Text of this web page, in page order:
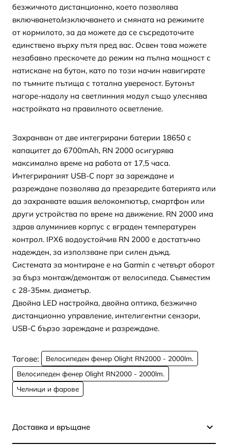
безжичното дистанционно, което позволява
включването/изключването и смяната на режимите
от кормилото, за да можете да се съсредоточите
единствено върху пътя пред вас. Освен това можете
незабавно прескочете до режим на пълна мощност с
натискане на бутон, като по този начин навигирате
по тъмните пътища с тотална увереност. Бутонът
нагоре-надолу на светлинния модул също улеснява
настройката на правилното осветление.
Захранван от две интегрирани батерии 18650 с
капацитет до 6700mAh, RN 2000 осигурява
максимално време на работа от 17,5 часа.
Интегрираният USB-C порт за зареждане и
разреждане позволява да презаредите батерията или
да захранвате вашия велокомпютър, смартфон или
други устройства по време на движение. RN 2000 има
здрав алуминиев корпус с вграден температурен
контрол. IPX6 водоустойчив RN 2000 е достатъчно
надежден, за използване при силен дъжд.
Системата за монтиране е на Garmin с четвърт оборот
за бърз монтаж/демонтаж от велосипеда. Съвместим
с 28-35мм. диаметър.
Двойна LED настройка, двойна оптика, безжично
дистанционно управление, интелигентни сензори,
USB-C бързо зареждане и разреждане.
Тагове:
Велосипеден фенер Olight RN2000 - 2000lm.
Велосипеден фенер Olight RN2000 - 2000lm.
Челници и фарове
Доставка и връщане